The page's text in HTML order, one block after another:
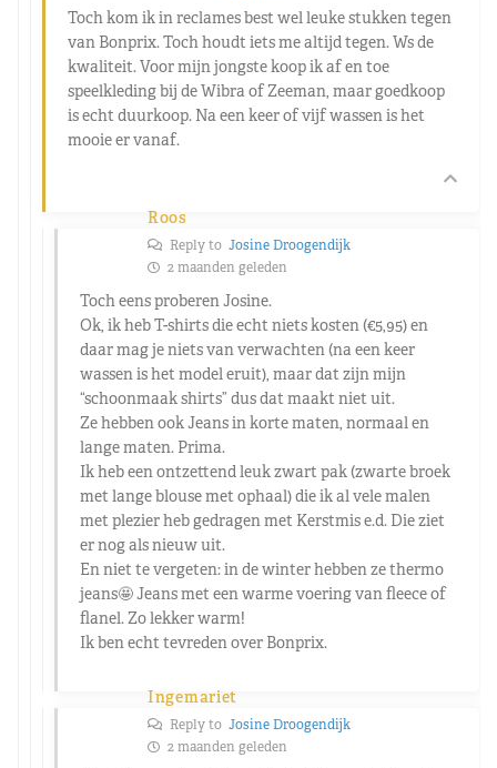
Toch kom ik in reclames best wel leuke stukken tegen
van Bonprix. Toch houdt iets me altijd tegen. Ws de
kwaliteit. Voor mijn jongste koop ik af en toe
speelkleding bij de Wibra of Zeeman, maar goedkoop
is echt duurkoop. Na een keer of vijf wassen is het
mooie er vanaf.
Roos
Reply to Josine Droogendijk
2 maanden geleden
Toch eens proberen Josine.
Ok, ik heb T-shirts die echt niets kosten (€5,95) en
daar mag je niets van verwachten (na een keer
wassen is het model eruit), maar dat zijn mijn
“schoonmaak shirts” dus dat maakt niet uit.
Ze hebben ook Jeans in korte maten, normaal en
lange maten. Prima.
Ik heb een ontzettend leuk zwart pak (zwarte broek
met lange blouse met ophaal) die ik al vele malen
met plezier heb gedragen met Kerstmis e.d. Die ziet
er nog als nieuw uit.
En niet te vergeten: in de winter hebben ze thermo
jeans🤩 Jeans met een warme voering van fleece of
flanel. Zo lekker warm!
Ik ben echt tevreden over Bonprix.
Ingemariet
Reply to Josine Droogendijk
2 maanden geleden